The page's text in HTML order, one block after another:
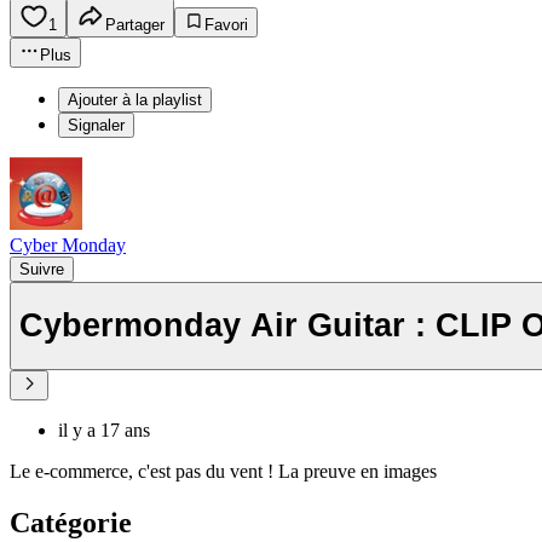
1 Partager
Favori
Plus
Ajouter à la playlist
Signaler
Cyber Monday
Suivre
Cybermonday Air Guitar : CLIP
il y a 17 ans
Le e-commerce, c'est pas du vent ! La preuve en images
Catégorie